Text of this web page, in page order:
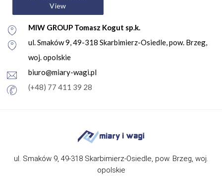
View
MIW GROUP Tomasz Kogut sp.k.
ul. Smaków 9, 49-318 Skarbimierz-Osiedle, pow. Brzeg,
woj. opolskie
biuro@miary-wagi.pl
(+48) 77 411 39 28
ul. Smaków 9, 49-318 Skarbimierz-Osiedle, pow. Brzeg, woj.
opolskie